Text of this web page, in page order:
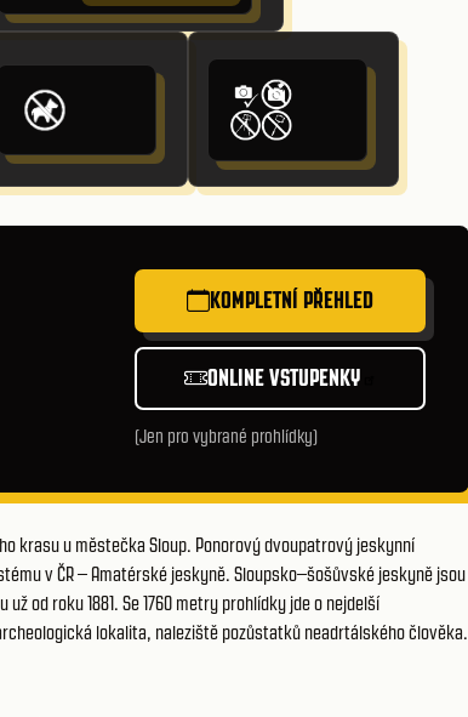
KOMPLETNÍ PŘEHLED
ONLINE VSTUPENKY
(Jen pro vybrané prohlídky)
krasu u městečka Sloup. Ponorový dvoupatrový jeskynní
v ČR – Amatérské jeskyně. Sloupsko–šošůvské jeskyně jsou
od roku 1881. Se 1760 metry prohlídky jde o nejdelší
lokalita, naleziště pozůstatků neadrtálského člověka.